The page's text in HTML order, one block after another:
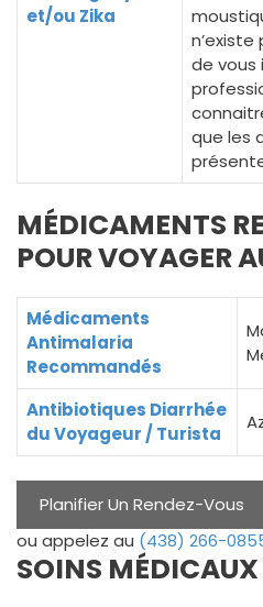
et/ou Zika
de vous
que les
MÉDICAMENTS
POUR VOYAGER
Médicaments
Antimalaria
Recommandés
Antibiotiques Diarrhée
du Voyageur / Turista
Planifier Un Rendez-Vous
ou appelez au (438) 266-
SOINS